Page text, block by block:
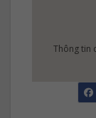
Thông tin